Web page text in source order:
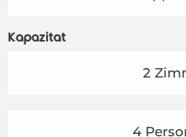
Kapazität
2
4